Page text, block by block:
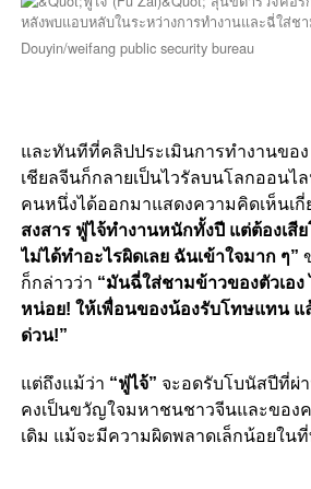
Douyin/weifang public security bureau
และทันทีที่คลิปประเมินการทำงานของ
เชียลจีนก็กลายเป็นไวรัลบนโลกออนไ
คนหนึ่งได้ออกมาแสดงความคิดเห็นเกี่
สงสาร ฟู่ไจ้ทำงานหนักทั้งปี แต่ต้องเสี
ไม่ได้ทำอะไรผิดเลย ฉันเข้าใจมาก ๆ”
ก็กล่าวว่า “มันฉี่ใส่ชามข้าวของตัวเอง
หน่อย! ให้เพื่อนของน้องรับโทษแทน
ด่วน!”
แต่ถึงแม้ว่า “ฟู่ไจ้” จะอดรับโบนัสปีที่ผ่
คงเป็นขวัญใจมหาชนชาวจีนและของ
เดิม แม้จะมีความผิดพลาดเล็กน้อยใน